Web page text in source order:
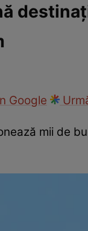
Google
mii de